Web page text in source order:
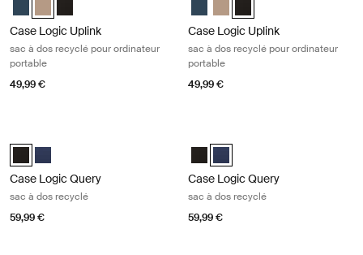
Case Logic Uplink
sac à dos recyclé pour ordinateur
portable
49,99 €
Case Logic Uplink
sac à dos recyclé pour ordinateur
portable
49,99 €
Case Logic Query Recycled Backpack Noir (selected)
Case Logic Query Recycled Backpack Bleu robe
Case Logic Query
sac à dos recyclé
59,99 €
Case Logic Query Recycled
Case Logic Query Recycled
Case Logic Query
sac à dos recyclé
59,99 €